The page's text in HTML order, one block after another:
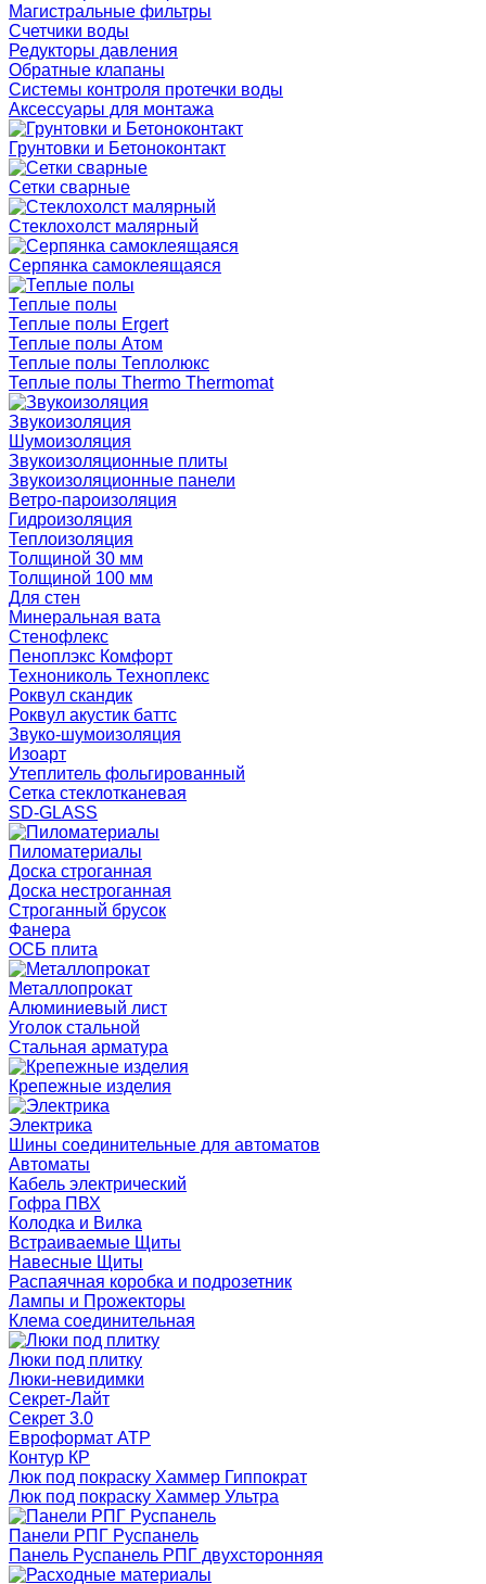
Магистральные фильтры
Счетчики воды
Редукторы давления
Обратные клапаны
Системы контроля протечки воды
Аксессуары для монтажа
Грунтовки и Бетоноконтакт
Сетки сварные
Cтеклохолст малярный
Серпянка самоклеящаяся
Теплые полы
Теплые полы Ergert
Теплые полы Атом
Теплые полы Теплолюкс
Теплые полы Thermo Thermomat
Звукоизоляция
Шумоизоляция
Звукоизоляционные плиты
Звукоизоляционные панели
Ветро-пароизоляция
Гидроизоляция
Теплоизоляция
Толщиной 30 мм
Толщиной 100 мм
Для стен
Минеральная вата
Стенофлекс
Пеноплэкс Комфорт
Технониколь Техноплекс
Роквул скандик
Роквул акустик баттс
Звуко-шумоизоляция
Изоарт
Утеплитель фольгированный
Сетка стеклотканевая
SD-GLASS
Пиломатериалы
Доска строганная
Доска нестроганная
Строганный брусок
Фанера
ОСБ плита
Металлопрокат
Алюминиевый лист
Уголок стальной
Стальная арматура
Крепежные изделия
Электрика
Шины соединительные для автоматов
Автоматы
Кабель электрический
Гофра ПВХ
Колодка и Вилка
Встраиваемые Щиты
Навесные Щиты
Распаячная коробка и подрозетник
Лампы и Прожекторы
Клема соединительная
Люки под плитку
Люки-невидимки
Секрет-Лайт
Секрет 3.0
Евроформат АТР
Контур КР
Люк под покраску Хаммер Гиппократ
Люк под покраску Хаммер Ультра
Панели РПГ Руспанель
Панель Руспанель РПГ двухсторонняя